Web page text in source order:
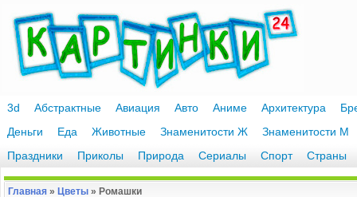
3d Абстрактные Авиация Авто Аниме Архитектура
Деньги
Еда Животные Знаменитости Ж
Знаменитости М
Праздники
Приколы Природа Сериалы Спорт Страны
Главная » Цветы » Ромашки